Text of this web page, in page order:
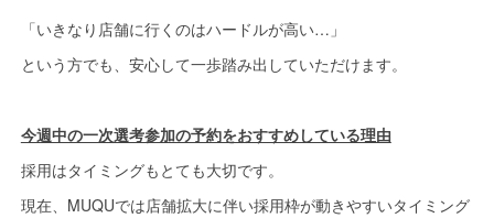
「いきなり店舗に行くのはハードルが高い…」
という方でも、安心して一歩踏み出していただけます。
今週中の一次選考参加の予約をおすすめしている理由
採用はタイミングもとても大切です。
現在、MUQUでは店舗拡大に伴い採用枠が動きやすいタイミング